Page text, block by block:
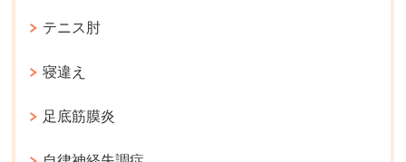
テニス肘
寝違え
足底筋膜炎